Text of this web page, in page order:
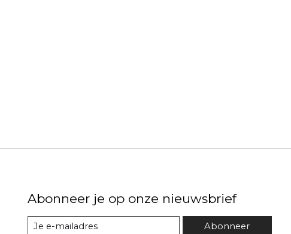
Abonneer je op onze nieuwsbrief
Abonneer